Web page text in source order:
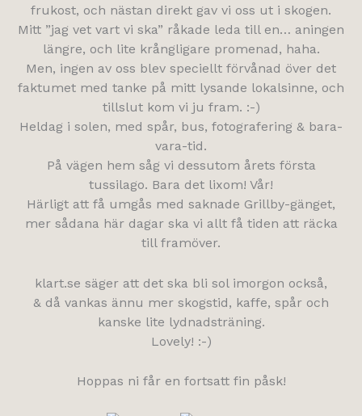
frukost, och nästan direkt gav vi oss ut i skogen.
Mitt ”jag vet vart vi ska” råkade leda till en… aningen
längre, och lite krångligare promenad, haha.
Men, ingen av oss blev speciellt förvånad över det
faktumet med tanke på mitt lysande lokalsinne, och
tillslut kom vi ju fram. :-)
Heldag i solen, med spår, bus, fotografering & bara-
vara-tid.
På vägen hem såg vi dessutom årets första
tussilago. Bara det lixom! Vår!
Härligt att få umgås med saknade Grillby-gänget,
mer sådana här dagar ska vi allt få tiden att räcka
till framöver.
klart.se säger att det ska bli sol imorgon också,
& då vankas ännu mer skogstid, kaffe, spår och
kanske lite lydnadsträning.
Lovely! :-)
Hoppas ni får en fortsatt fin påsk!